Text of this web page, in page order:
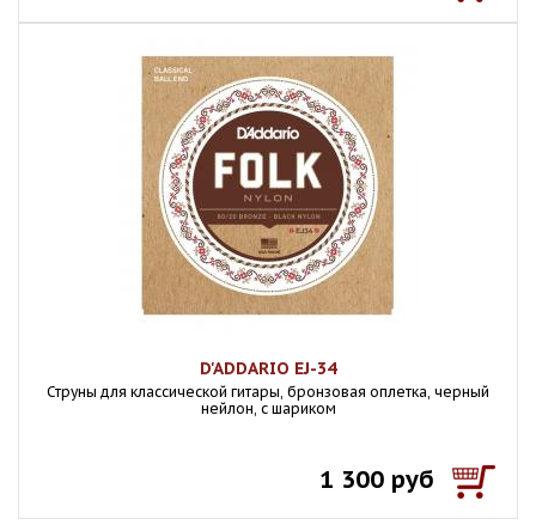
D'ADDARIO EJ-34
Струны для классической гитары, бронзовая оплетка, черный
нейлон, с шариком
1 300 руб